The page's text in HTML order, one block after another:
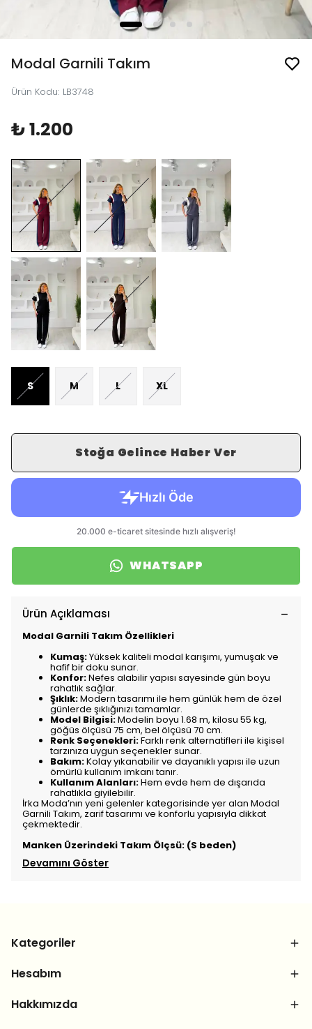
Modal Garnili Takım
Ürün Kodu: LB3748
₺ 1.200
S M L XL
Stoğa Gelince Haber Ver
WHATSAPP
Ürün Açıklaması
Modal Garnili Takım Özellikleri
Kumaş:Yüksek kaliteli modal karışımı, yumuşak ve
hafif bir doku sunar.
Konfor:Nefes alabilir yapısı sayesinde gün boyu
rahatlık sağlar.
Şıklık:Modern tasarımı ile hem günlük hem de özel
günlerde şıklığınızı tamamlar.
Model Bilgisi:Modelin boyu 1.68 m, kilosu 55 kg,
göğüs ölçüsü 75 cm, bel ölçüsü 70 cm.
Renk Seçenekleri:Farklı renk alternatifleri ile kişisel
tarzınıza uygun seçenekler sunar.
Bakım:Kolay yıkanabilir ve dayanıklı yapısı ile uzun
ömürlü kullanım imkanı tanır.
Kullanım Alanları:Hem evde hem de dışarıda
rahatlıkla giyilebilir.
İrka Moda’nın yeni gelenler kategorisinde yer alan Modal
Garnili Takım, zarif tasarımı ve konforlu yapısıyla dikkat
çekmektedir.
Manken Üzerindeki Takım Ölçsü: (S beden)
Devamını Göster
Kategoriler
Hesabım
Hakkımızda